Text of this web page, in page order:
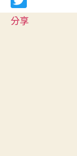
o
k
t
e
n
k
e
s
T
分享